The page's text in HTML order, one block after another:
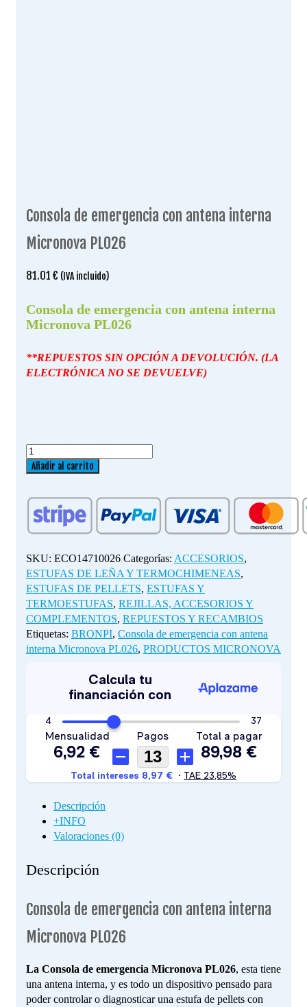
Consola de emergencia con antena interna
Micronova PL026
81.01 € (IVA incluido)
Consola de emergencia con antena interna
Micronova PL026
**REPUESTOS SIN OPCIÓN A DEVOLUCIÓN. (LA
ELECTRÓNICA NO SE DEVUELVE)
Consola
de
con
antena
interna
PL026
cantidad
Añadir al carrito
SKU: ECO14710026 Categorías: ACCESORIOS,
ESTUFAS DE LEÑA Y TERMOCHIMENEAS,
ESTUFAS DE PELLETS, ESTUFAS Y
TERMOESTUFAS, REJILLAS, ACCESORIOS Y
COMPLEMENTOS, REPUESTOS Y RECAMBIOS
Etiquetas: BRONPI, Consola de emergencia con antena
interna Micronova PL026, PRODUCTOS MICRONOVA
Descripción
+INFO
Valoraciones (0)
Descripción
Consola de emergencia con antena interna
Micronova PL026
La Consola de emergencia Micronova PL026, esta tiene
una antena interna, y es todo un dispositivo pensado para
poder controlar o diagnosticar una estufa de pellets con